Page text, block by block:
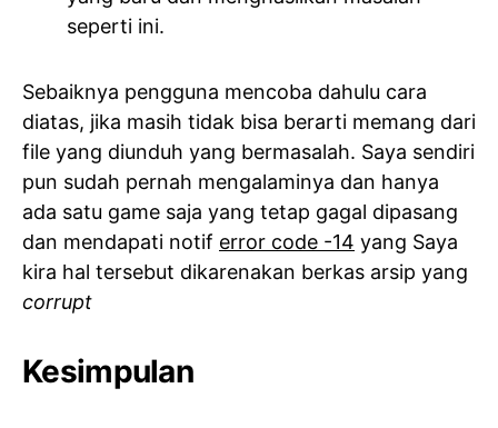
seperti ini.
Sebaiknya pengguna mencoba dahulu cara
diatas, jika masih tidak bisa berarti memang dari
file yang diunduh yang bermasalah. Saya sendiri
pun sudah pernah mengalaminya dan hanya
ada satu game saja yang tetap gagal dipasang
dan mendapati notif error code -14 yang Saya
kira hal tersebut dikarenakan berkas arsip yang
corrupt
Kesimpulan